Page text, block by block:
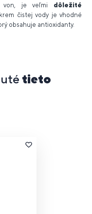
von, je veľmi dôležité
čistej vody je vhodné
obsahuje antioxidanty.
tieto